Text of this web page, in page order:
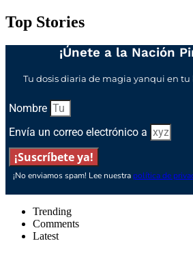
Top Stories
¡Únete a la Nación
Tu dosis diaria de magia yanqui en
Nombre
Envía un correo electrónico a
¡Suscríbete ya!
¡No enviamos spam! Lee nuestra política de
Trending
Comments
Latest